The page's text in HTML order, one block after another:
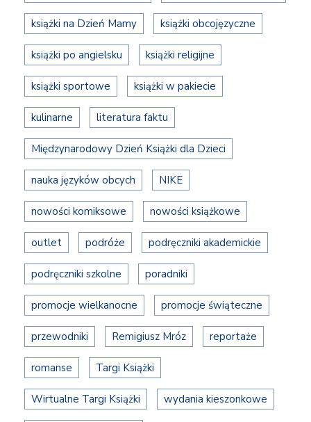
książki na Dzień Mamy książki obcojęzyczne
książki po angielsku książki religijne
książki sportowe książki w pakiecie
kulinarne literatura faktu
Międzynarodowy Dzień Książki dla Dzieci
nauka języków obcych NIKE
nowości komiksowe nowości książkowe
outlet podróże podręczniki akademickie
podręczniki szkolne poradniki
promocje wielkanocne promocje świąteczne
przewodniki Remigiusz Mróz reportaże
romanse Targi Książki
Wirtualne Targi Książki wydania kieszonkowe